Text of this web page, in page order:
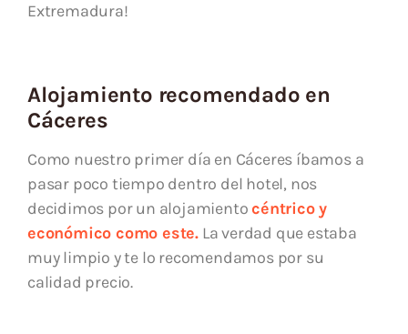
Extremadura!
Alojamiento recomendado en
Cáceres
Como nuestro primer día en Cáceres íbamos a
pasar poco tiempo dentro del hotel, nos
decidimos por un alojamientocéntrico y
económico como este. La verdad que estaba
muy limpio y te lo recomendamos por su
calidad precio.